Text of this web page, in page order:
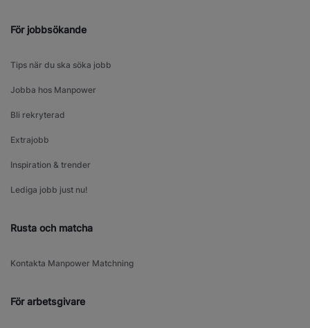
För jobbsökande
Tips när du ska söka jobb
Jobba hos Manpower
Bli rekryterad
Extrajobb
Inspiration & trender
Lediga jobb just nu!
Rusta och matcha
Kontakta Manpower Matchning
För arbetsgivare